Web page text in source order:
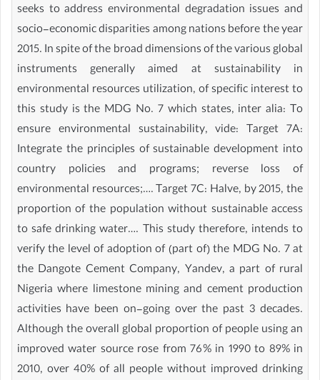
seeks to address environmental degradation issues and
socio-economic disparities among nations before the year
2015. In spite of the broad dimensions of the various global
instruments generally aimed at sustainability in
environmental resources utilization, of specific interest to
this study is the MDG No. 7 which states, inter alia: To
ensure environmental sustainability, vide: Target 7A:
Integrate the principles of sustainable development into
country policies and programs; reverse loss of
environmental resources;…. Target 7C: Halve, by 2015, the
proportion of the population without sustainable access
to safe drinking water…. This study therefore, intends to
verify the level of adoption of (part of) the MDG No. 7 at
the Dangote Cement Company, Yandev, a part of rural
Nigeria where limestone mining and cement production
activities have been on-going over the past 3 decades.
Although the overall global proportion of people using an
improved water source rose from 76% in 1990 to 89% in
2010, over 40% of all people without improved drinking